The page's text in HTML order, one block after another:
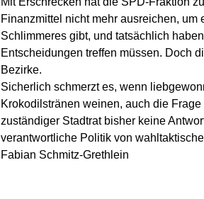
Finanzmittel nicht mehr ausreichen,
Schlimmeres gibt, und tatsächlich
Entscheidungen treffen müssen. Doch
Bezirke.
Sicherlich schmerzt es, wenn
Krokodilstränen weinen, auch die
zuständiger Stadtrat bisher keine
verantwortliche Politik von
Fabian Schmitz-Grethlein